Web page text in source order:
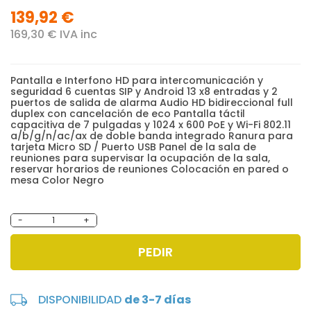
139,92 €
169,30 € IVA inc
Pantalla e Interfono HD para intercomunicación y
seguridad 6 cuentas SIP y Android 13 x8 entradas y 2
puertos de salida de alarma Audio HD bidireccional full
duplex con cancelación de eco Pantalla táctil
capacitiva de 7 pulgadas y 1024 x 600 PoE y Wi-Fi 802.11
a/b/g/n/ac/ax de doble banda integrado Ranura para
tarjeta Micro SD / Puerto USB Panel de la sala de
reuniones para supervisar la ocupación de la sala,
reservar horarios de reuniones Colocación en pared o
mesa Color Negro
- +
PEDIR
DISPONIBILIDAD de 3-7 días